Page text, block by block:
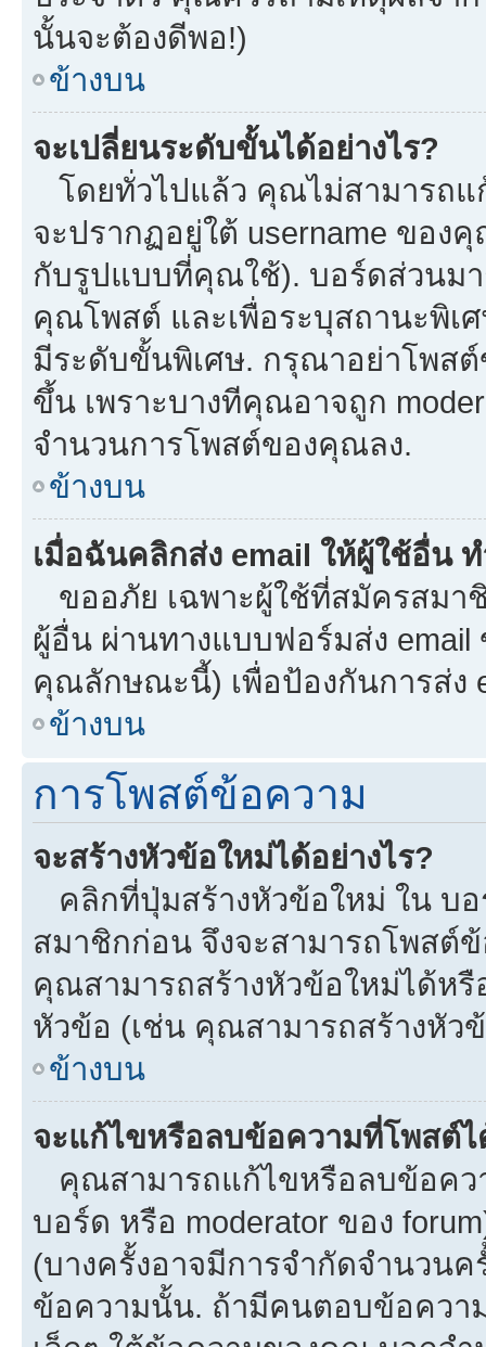
นั้นจะต้องดีพอ!)
ข้างบน
จะเปลี่ยนระดับขั้นได้อย่างไร?
โดยทั่วไปแล้ว คุณไม่สามารถ
จะปรากฏอยู่ใต้ username ขอ
กับรูปแบบที่คุณใช้). บอร์ดส่วนม
คุณโพสต์ และเพื่อระบุสถานะพิเศ
มีระดับขั้นพิเศษ. กรุณาอย่าโพส
ขึ้น เพราะบางทีคุณอาจถูก
จำนวนการโพสต์ของคุณลง.
ข้างบน
เมื่อฉันคลิกส่ง email ให้ผู้ใช้อื่น
ขออภัย เฉพาะผู้ใช้ที่สมัครสมา
ผู้อื่น ผ่านทางแบบฟอร์มส่ง
คุณลักษณะนี้) เพื่อป้องกันการส่ง
ข้างบน
การโพสต์ข้อความ
จะสร้างหัวข้อใหม่ได้อย่างไร?
คลิกที่ปุ่มสร้างหัวข้อใหม่ ใน บ
สมาชิกก่อน จึงจะสามารถโพสต์
คุณสามารถสร้างหัวข้อใหม่ได้ห
หัวข้อ (เช่น คุณสามารถสร้างหั
ข้างบน
จะแก้ไขหรือลบข้อความที่โพสต์ไ
คุณสามารถแก้ไขหรือลบข้อคว
บอร์ด หรือ moderator ของ
(บางครั้งอาจมีการจำกัดจำนวน
ข้อความนั้น. ถ้ามีคนตอบข้อคว